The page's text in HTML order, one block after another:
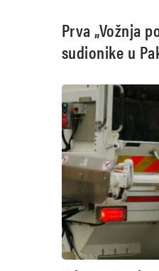
Prva „Vožnja
sudionike u